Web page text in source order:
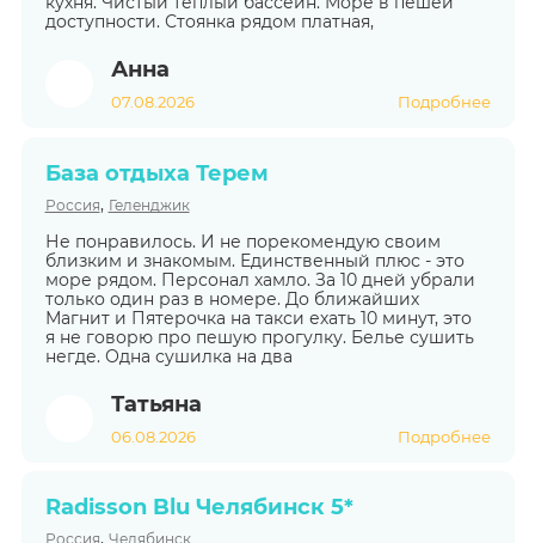
доступности. Стоянка рядом платная,
Анна
07.08.2026 Подробнее
База отдыха Терем
Россия, Геленджик
Не понравилось. И не порекомендую своим
близким и знакомым. Единственный плюс - это
море рядом. Персонал хамло. За 10 дней убрали
только один раз в номере. До ближайших
Магнит и Пятерочка на такси ехать 10 минут, это
я не говорю про пешую прогулку. Белье сушить
негде. Одна сушилка на два
Татьяна
06.08.2026 Подробнее
Radisson Blu Челябинск 5*
Россия, Челябинск